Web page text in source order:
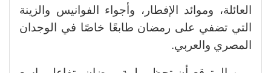
العائلة، وموائد الإفطار، وأجواء الفوانيس والزينة
التي تضفي على رمضان طابعًا خاصًا في الوجدان
المصري والعربي.